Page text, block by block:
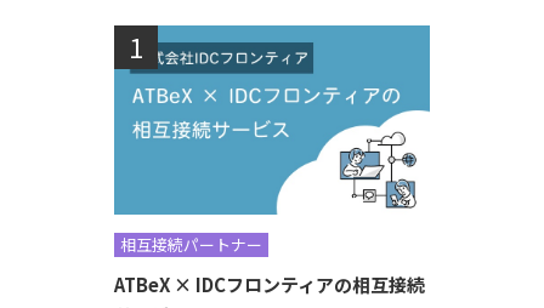
相互接続パートナー
ATBeX × IDCフロンティアの相互接続